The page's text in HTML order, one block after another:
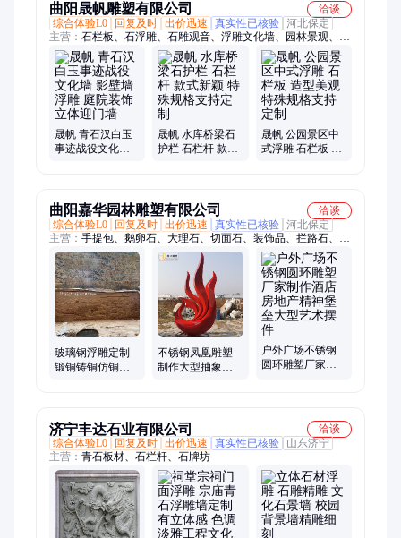
曲阳晟帆雕塑有限公司
洽谈
综合体验L0
回复及时 出价迅速 真实性已核验 河北保定
主营： 石栏板、石浮雕、石雕观音、浮雕文化墙、园林景观、佛
像雕塑、玻璃钢、景观石、花岗岩、风景石、老石条、大理石、
石鼓摆件、刻字石碑、摆件校园、中式石雕、佛像雕刻、石雕喷
泉、石桌石凳、定做石雕、摆件石雕、柱子雕刻、石雕龙柱、流
水喷泉、狮子石雕、庭院石雕
晟帆 青石汉白玉
事迹战役文化墙
晟帆 水库桥梁石
护栏 石栏杆 款式
晟帆 公园景区中
式浮雕 石栏板 造
曲阳嘉华园林雕塑有限公司
洽谈
综合体验L0
回复及时 出价迅速 真实性已核验 河北保定
主营： 手提包、鹅卵石、大理石、切面石、装饰品、拦路石、环
雕塑、牛奶瓶、工艺品、背景墙、影壁墙、购物袋、牛雕塑、气
球摆件、浮雕挂件、月亮雕塑、水滴雕塑、道具摆件、蝴蝶雕
塑、铁艺装饰、人物雕塑、石雕大象、雕塑摆件、人物雕像、摆
件饰品
玻璃钢浮雕定制
锻铜铸铜仿铜背
不锈钢凤凰雕塑
制作大型抽象创
户外广场不锈钢
圆环雕塑厂家制
济宁丰达石业有限公司
洽谈
综合体验L0
回复及时 出价迅速 真实性已核验
山东济宁
主营： 青石板材、石栏杆、石牌坊